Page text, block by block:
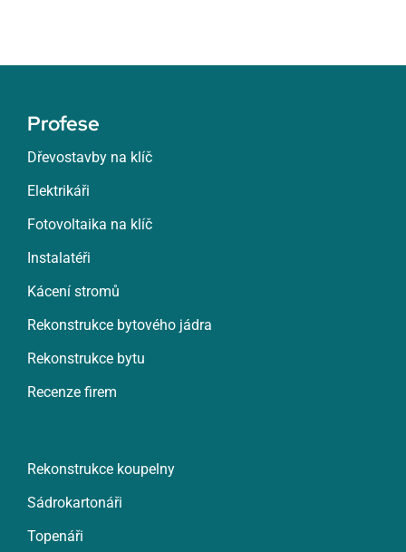
Profese
Dřevostavby na klíč
Elektrikáři
Fotovoltaika na klíč
Instalatéři
Kácení stromů
Rekonstrukce bytového jádra
Rekonstrukce bytu
Recenze firem
Rekonstrukce koupelny
Sádrokartonáři
Topenáři